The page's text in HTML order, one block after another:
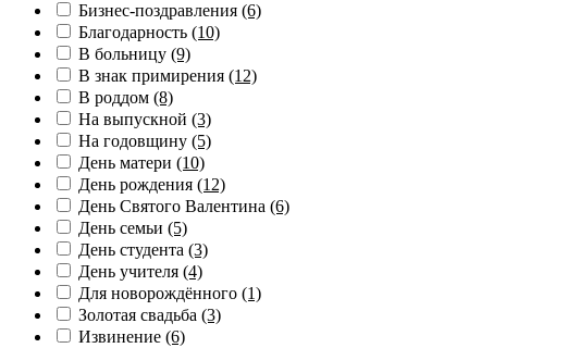
Бизнес-поздравления (6)
Благодарность (10)
В больницу (9)
В знак примирения (12)
В роддом (8)
На выпускной (3)
На годовщину (5)
День матери (10)
День рождения (12)
День Святого Валентина (6)
День семьи (5)
День студента (3)
День учителя (4)
Для новорождённого (1)
Золотая свадьба (3)
Извинение (6)